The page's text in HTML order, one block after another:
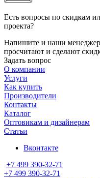
Есть вопросы по скидкам
проекта?
Напишите и наши
просчитают и сделают
Задать вопрос
О компании
Услуги
Как купить
Производители
Контакты
Каталог
Оптовикам и дизайнерам
Статьи
Вконтакте
+7 499 390-32-71
+7 499 390-32-71